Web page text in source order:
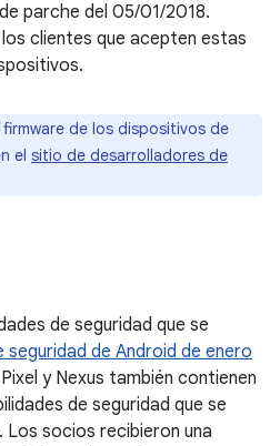
parche del 05/01/2018.
clientes que acepten estas
firmware de los dispositivos de
el sitio de desarrolladores de
de seguridad que se
seguridad de Android de enero
y Nexus también contienen
de seguridad que se
socios recibieron una